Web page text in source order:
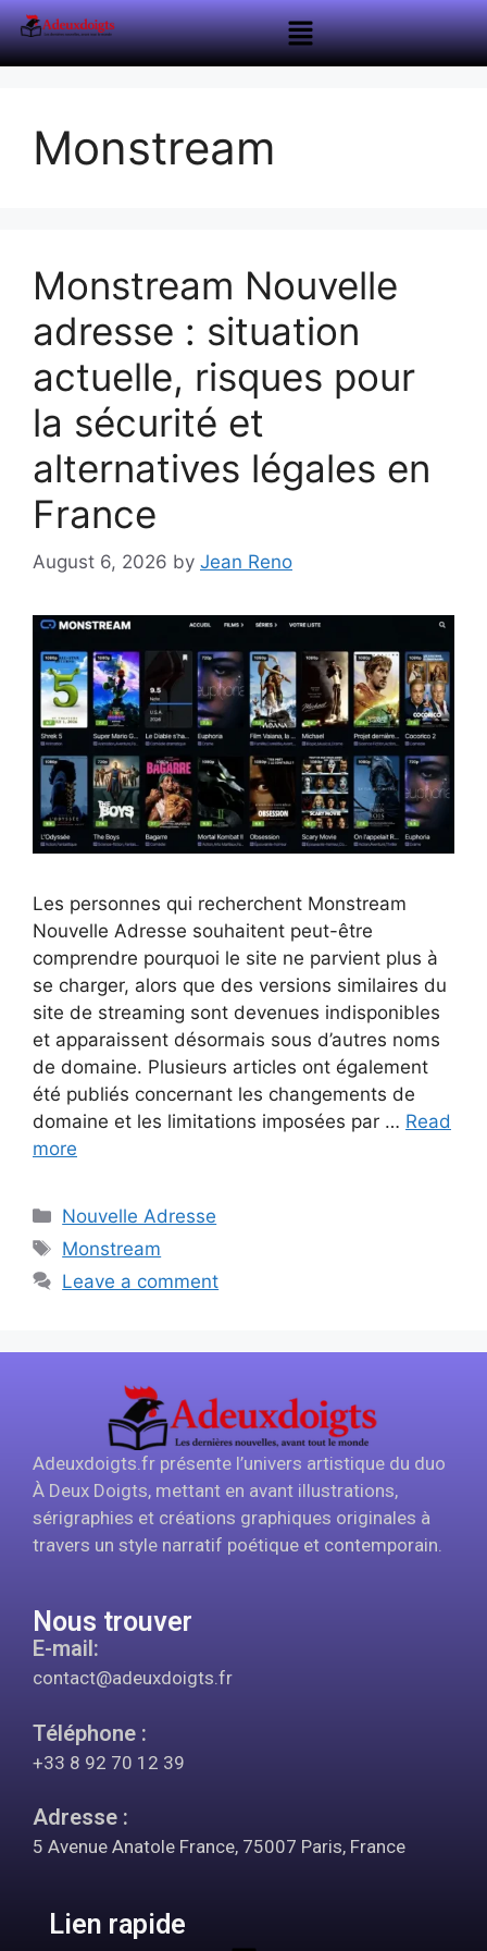
Monstream
Monstream Nouvelle
adresse : situation
actuelle, risques pour
la sécurité et
alternatives légales en
France
August 6, 2026 by Jean Reno
Les personnes qui recherchent Monstream
Nouvelle Adresse souhaitent peut-être
comprendre pourquoi le site ne parvient plus à
se charger, alors que des versions similaires du
site de streaming sont devenues indisponibles
et apparaissent désormais sous d’autres noms
de domaine. Plusieurs articles ont également
été publiés concernant les changements de
domaine et les limitations imposées par … Read
more
Nouvelle Adresse
Monstream
Leave a comment
Adeuxdoigts.fr présente l’univers artistique du duo
À Deux Doigts, mettant en avant illustrations,
sérigraphies et créations graphiques originales à
travers un style narratif poétique et contemporain.
Nous trouver
E-mail:
contact@adeuxdoigts.fr
Téléphone :
+33 8 92 70 12 39
Adresse :
5 Avenue Anatole France, 75007 Paris, France
Lien rapide